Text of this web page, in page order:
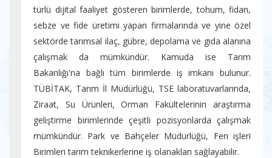
türlü dijital faaliyet gösteren birimlerde, tohum, fidan,
sebze ve fide üretimi yapan firmalarında ve yine özel
sektörde tarımsal ilaç, gübre, depolama ve gıda alanına
çalışmak da mümkündür. Kamuda ise Tarım
Bakanlığı'na bağlı tüm birimlerde iş imkanı bulunur.
TÜBİTAK, Tarım İl Müdürlüğü, TSE laboratuvarlarında,
Ziraat, Su Ürünleri, Orman Fakültelerinin araştırma
geliştirme birimlerinde çeşitli pozisyonlarda çalışmak
mümkündür. Park ve Bahçeler Müdürlüğü, Fen işleri
Birimleri tarım teknikerlerine iş olanakları sağlayabilir.